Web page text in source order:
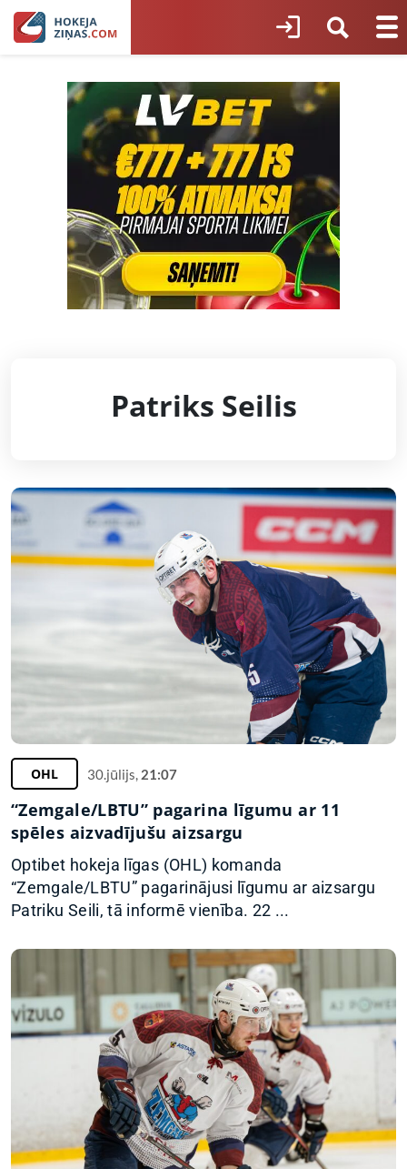
Patriks Seilis
OHL 30.jūlijs, 21:07
“Zemgale/LBTU” pagarina līgumu ar 11
spēles aizvadījušu aizsargu
Optibet hokeja līgas (OHL) komanda
“Zemgale/LBTU” pagarinājusi līgumu ar aizsargu
Patriku Seili, tā informē vienība. 22 ...